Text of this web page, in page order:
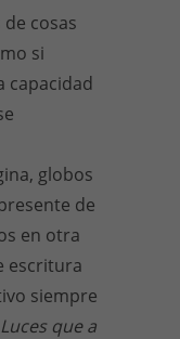
cosas
si
capacidad
globos
de
en otra
escritura
siempre
Luces que a